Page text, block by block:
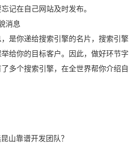
记在自己网站及时发布。
消息
你递给搜索引擎的名片，搜索引擎
给你的目标客户。因此，做好环节字
多个搜索引擎，在全世界帮你介绍自
山靠谱开发团队？